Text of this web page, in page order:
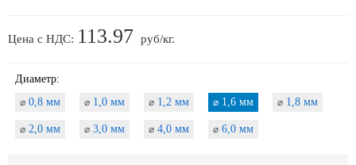
Цена с НДС: 113.97 руб/кг.
Диаметр:
⌀ 0,8 мм ⌀ 1,0 мм ⌀ 1,2 мм ⌀ 1,6 мм ⌀ 1,8 мм
⌀ 2,0 мм ⌀ 3,0 мм ⌀ 4,0 мм ⌀ 6,0 мм